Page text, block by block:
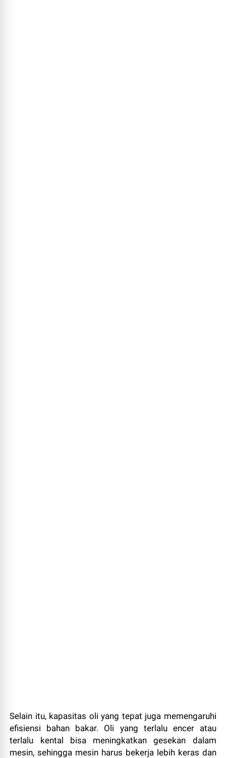
Selain itu, kapasitas oli yang tepat juga memengaruhi
efisiensi bahan bakar. Oli yang terlalu encer atau
terlalu kental bisa meningkatkan gesekan dalam
mesin, sehingga mesin harus bekerja lebih keras dan